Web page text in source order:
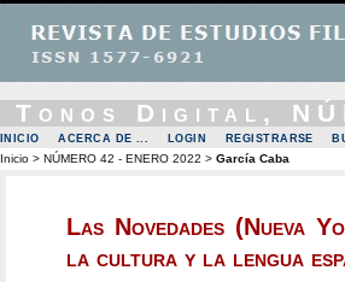
Tonos Digital,
INICIO ACERCA DE ... LOGIN REGISTRARSE
Inicio > NÚMERO 42 - ENERO 2022 > García Caba
Las Novedades (Nueva
la cultura y la lengua